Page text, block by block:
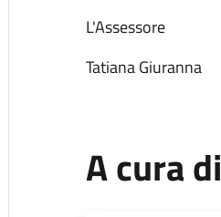
L'Assessore
Tatiana Giuranna
A cura di